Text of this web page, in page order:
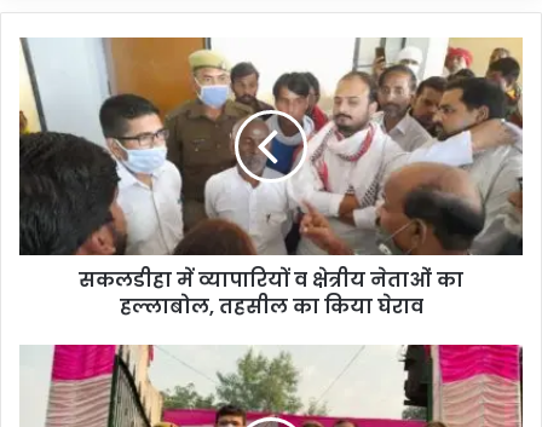
सकलडीहा
में
व्यापारियों
व
क्षेत्रीय
नेताओं
हल्लाबोल,
तहसील
सकलडीहा में व्यापारियों व क्षेत्रीय नेताओं का
हल्लाबोल, तहसील का किया घेराव
विधानसभा
उपचुनाव